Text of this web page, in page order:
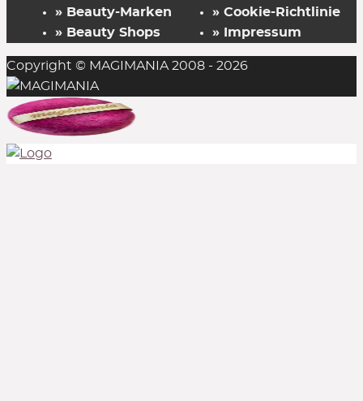
» Beauty-Marken
» Beauty Shops
» Cookie-Richtlinie
» Impressum
Copyright © MAGIMANIA 2008 - 2026